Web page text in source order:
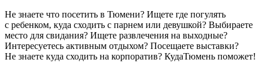
Не знаете что посетить в Тюмени? Ищете где погулять
с ребенком, куда сходить с парнем или девушкой? Выбираете
место для свидания? Ищете развлечения на выходные?
Интересуетесь активным отдыхом? Посещаете выставки?
Не знаете куда сходить на корпоратив? КудаТюмень поможет!